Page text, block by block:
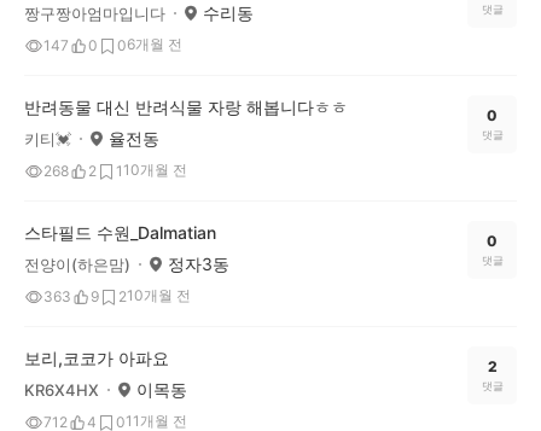
짱구짱아엄마입니다 수리동
147 0 06개월 전
댓글
반려동물 대신 반려식물 자랑 해봅니다ㅎㅎ
키티💓 율전동
268 2 1 10개월 전
0
댓글
스타필드 수원_Dalmatian
전양이(하은맘) 정자3동
363 9 210개월 전
0
댓글
보리,코코가 아파요
KR6X4HX 이목동
712 4 011개월 전
2
댓글